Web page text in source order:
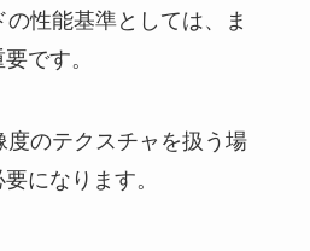
性能基準としては、ま
です。
のテクスチャを扱う場
になります。